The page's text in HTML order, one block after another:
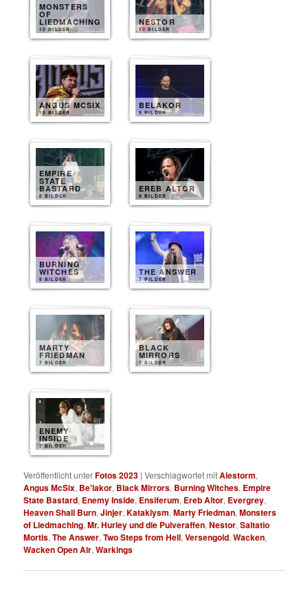
MONSTERS
OF
LIEDMACHING
10 BILDER
NESTOR
10 BILDER
ANGUS MCSIX
10 BILDER
BELAKOR
9 BILDER
EMPIRE
STATE
BASTARD
8 BILDER
EREB ALTOR
8 BILDER
BURNING
WITCHES
8 BILDER
THE ANSWER
7 BILDER
MARTY
FRIEDMAN
7 BILDER
BLACK
MIRRORS
7 BILDER
ENEMY
INSIDE
7 BILDER
Veröffentlicht unterFotos 2023 |Verschlagwortet mitAlestorm,
Angus McSix, Be'lakor, Black Mirrors, Burning Witches, Empire
State Bastard, Enemy Inside, Ensiferum, Ereb Altor, Evergrey,
Heaven Shall Burn,Jinjer,Kataklysm,Marty Friedman,Monsters
of Liedmaching,Mr. Hurley und die Pulveraffen,Nestor,Saltatio
Mortis,The Answer,Two Steps from Hell,Versengold,Wacken,
Wacken Open Air,Warkings